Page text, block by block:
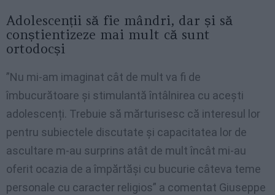
Adolescenții să fie mândri, dar și să
conștientizeze mai mult că sunt
ortodocși
”Nu mi-am imaginat cât de mult va fi de
îmbucurătoare și stimulantă întâlnirea cu acești
adolescenți. Trebuie să mărturisesc că interesul lor
pentru subiectele discutate și capacitatea lor de
ascultare m-au surprins atât de mult încât mi-au
oferit ocazia de a împărtăși cu bucurie câteva teme
personale cu caracter religios” a comentat Giuseppe